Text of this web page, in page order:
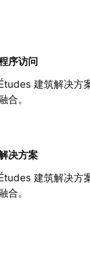
序访问
建筑解决方
合。
决方案
建筑解决方
合。